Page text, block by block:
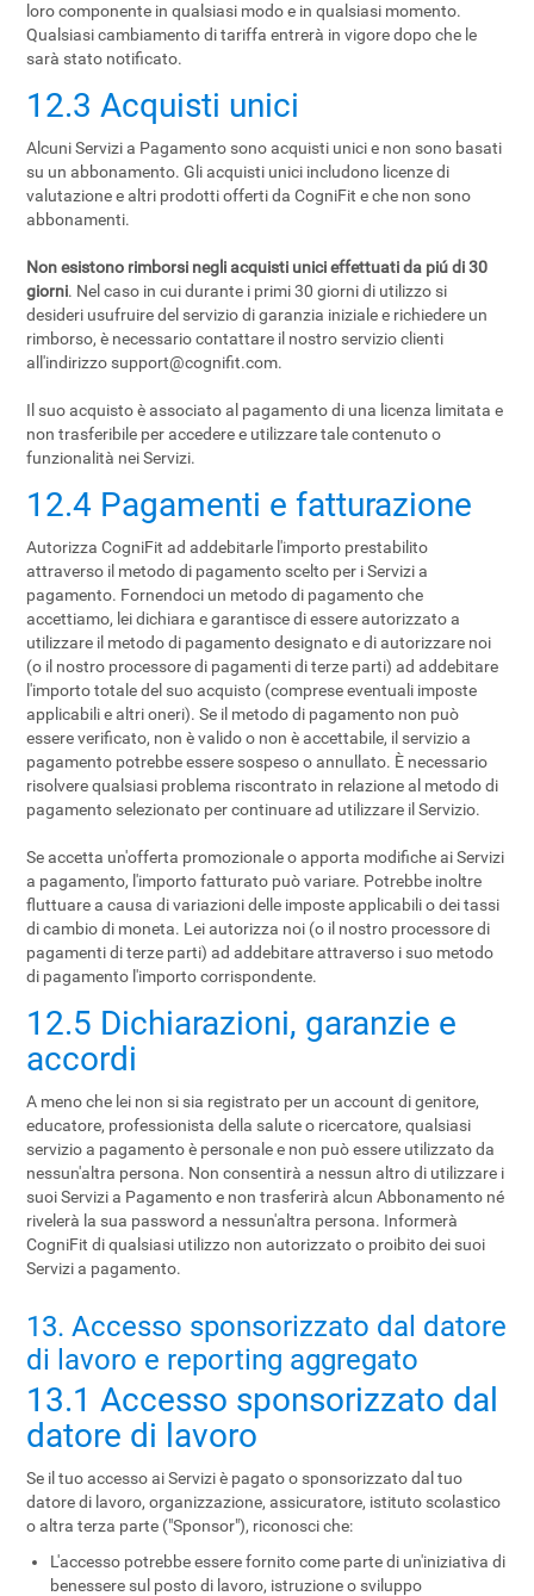
loro componente in qualsiasi modo e in qualsiasi momento.
Qualsiasi cambiamento di tariffa entrerà in vigore dopo che le
sarà stato notificato.
12.3 Acquisti unici
Alcuni Servizi a Pagamento sono acquisti unici e non sono basati
su un abbonamento. Gli acquisti unici includono licenze di
valutazione e altri prodotti offerti da CogniFit e che non sono
abbonamenti.
Non esistono rimborsi negli acquisti unici effettuati da piú di 30
giorni. Nel caso in cui durante i primi 30 giorni di utilizzo si
desideri usufruire del servizio di garanzia iniziale e richiedere un
rimborso, è necessario contattare il nostro servizio clienti
all'indirizzo support@cognifit.com.
Il suo acquisto è associato al pagamento di una licenza limitata e
non trasferibile per accedere e utilizzare tale contenuto o
funzionalità nei Servizi.
12.4 Pagamenti e fatturazione
Autorizza CogniFit ad addebitarle l'importo prestabilito
attraverso il metodo di pagamento scelto per i Servizi a
pagamento. Fornendoci un metodo di pagamento che
accettiamo, lei dichiara e garantisce di essere autorizzato a
utilizzare il metodo di pagamento designato e di autorizzare noi
(o il nostro processore di pagamenti di terze parti) ad addebitare
l'importo totale del suo acquisto (comprese eventuali imposte
applicabili e altri oneri). Se il metodo di pagamento non può
essere verificato, non è valido o non è accettabile, il servizio a
pagamento potrebbe essere sospeso o annullato. È necessario
risolvere qualsiasi problema riscontrato in relazione al metodo di
pagamento selezionato per continuare ad utilizzare il Servizio.
Se accetta un'offerta promozionale o apporta modifiche ai Servizi
a pagamento, l'importo fatturato può variare. Potrebbe inoltre
fluttuare a causa di variazioni delle imposte applicabili o dei tassi
di cambio di moneta. Lei autorizza noi (o il nostro processore di
pagamenti di terze parti) ad addebitare attraverso i suo metodo
di pagamento l'importo corrispondente.
12.5 Dichiarazioni, garanzie e
accordi
A meno che lei non si sia registrato per un account di genitore,
educatore, professionista della salute o ricercatore, qualsiasi
servizio a pagamento è personale e non può essere utilizzato da
nessun'altra persona. Non consentirà a nessun altro di utilizzare i
suoi Servizi a Pagamento e non trasferirà alcun Abbonamento né
rivelerà la sua password a nessun'altra persona. Informerà
CogniFit di qualsiasi utilizzo non autorizzato o proibito dei suoi
Servizi a pagamento.
13. Accesso sponsorizzato dal datore
di lavoro e reporting aggregato
13.1 Accesso sponsorizzato dal
datore di lavoro
Se il tuo accesso ai Servizi è pagato o sponsorizzato dal tuo
datore di lavoro, organizzazione, assicuratore, istituto scolastico
o altra terza parte ("Sponsor"), riconosci che:
L'accesso potrebbe essere fornito come parte di un'iniziativa di
benessere sul posto di lavoro, istruzione o sviluppo